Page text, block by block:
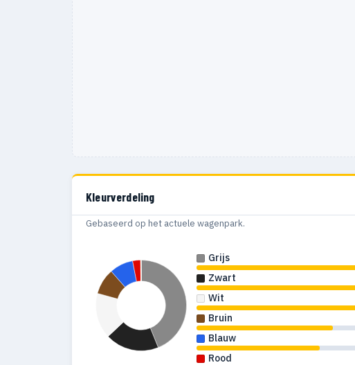
Kleurverdeling
Gebaseerd op het actuele wagenpark.
Grijs
Zwart
Wit
Bruin
Blauw
Rood